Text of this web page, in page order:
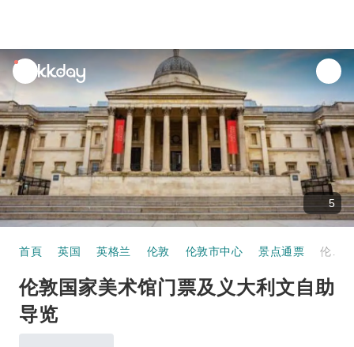
unread
notifications
5
首頁 英国 英格兰 伦敦 伦敦市中心 景点通票
伦敦国家美术馆门票及义大利文自助
导览